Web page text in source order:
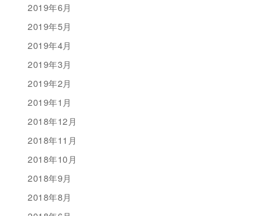
2019年6月
2019年5月
2019年4月
2019年3月
2019年2月
2019年1月
2018年12月
2018年11月
2018年10月
2018年9月
2018年8月